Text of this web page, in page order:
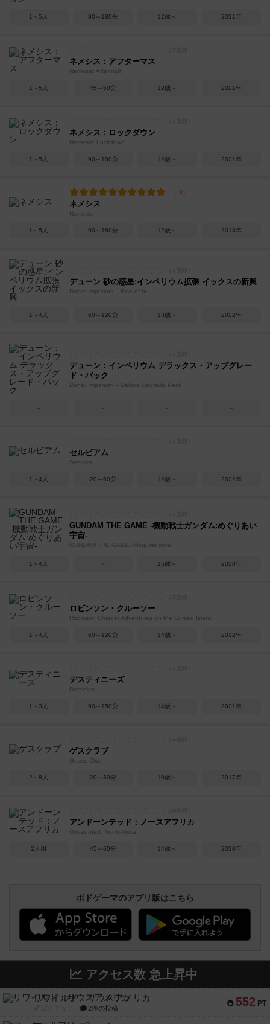
1～5人 90～180分 12歳～ 2021年
ネメシス：アフターマス
Nemesis: Aftermath
1～5人 45～60分 12歳～ 2021年
ネメシス：ロックダウン
Nemesis: Lockdown
1～5人 90～180分 12歳～ 2021年
ネメシス
Nemesis
1～5人 90～180分 12歳～ 2018年
デューン 砂の惑星:インペリウム拡張 イックスの新興
Dune: Imperium – Rise of Ix
1～4人 60～120分 13歳～ 2022年
デューン：インペリウム デラックス・アップグレー
ド・パック
Dune: Imperium – Deluxe Upgrade Pack
－ － － －
セルビアム
Serviam
1～4人 20～60分 12歳～ 2022年
GUNDAM THE GAME -機動戦士ガンダム:めぐりあい
宇宙-
GUNDAM THE GAME -Meguriai sora-
1～4人 － 15歳～ 2020年
ロビンソン・クルーソー
Robinson Crusoe: Adventures on the Cursed Island
1～4人 60～120分 14歳～ 2012年
デスティニーズ
Destinies
1～3人 90～150分 14歳～ 2021年
ゲスクラブ
Guess Club
2～8人 20～30分 10歳～ 2017年
アンドーンテッド：ノースアフリカ
Undaunted: North Africa
2人用 45～60分 14歳～ 2020年
ボドゲーマのアプリ版はこちら
アクセス数 急上昇中
552 PT
リワイルド：サウスアメリカ
2件の投稿